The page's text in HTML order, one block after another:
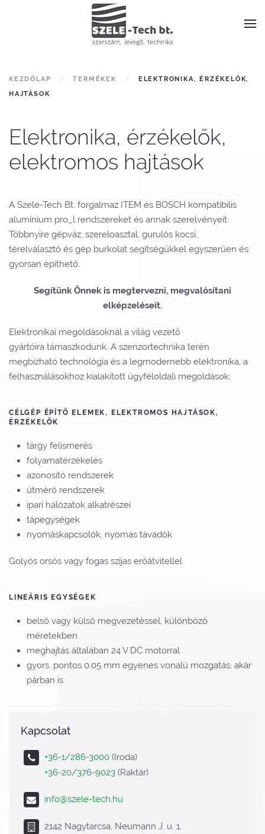
KEZDŐLAP TERMÉKEK
ELEKTRONIKA, ÉRZÉKELŐK,
HAJTÁSOK
Elektronika, érzékelők,
elektromos hajtások
A Szele-Tech Bt. forgalmaz ITEM és BOSCH kompatibilis
alumínium pro_l rendszereket és annak szerelvényeit.
Többnyire gépváz, szereloasztal, gurulós kocsi,
térelválasztó és gép burkolat segítségükkel egyszerűen és
gyorsan építhető.
Segítünk Önnek is megtervezni, megvalósítani
elképzeléseit.
Elektronikai megoldásoknál a világ vezető
gyártóira támaszkodunk. A szenzortechnika terén
megbízható technológia és a legmodernebb elektronika, a
felhasználásokhoz kialakított ügyféloldali megoldások:
CÉLGÉP ÉPÍTŐ ELEMEK, ELEKTROMOS HAJTÁSOK,
ÉRZÉKELŐK
tárgy felismerés
folyamatérzékelés
azonosító rendszerek
útmérő rendszerek
ipari hálózatok alkatrészei
tápegységek
nyomáskapcsolók, nyomás távadók
Golyós orsós vagy fogas szíjas erőátvitellel
LINEÁRIS EGYSÉGEK
belső vagy külső megvezetéssel, különböző
méretekben
meghajtás általában 24 V DC motorral
gyors, pontos 0,05 mm egyenes vonalú mozgatás, akár
párban is
Kapcsolat
+36-1/286-3000 (Iroda)
+36-20/376-9023 (Raktár)
info@szele-tech.hu
2142 Nagytarcsa, Neumann J. u. 1.